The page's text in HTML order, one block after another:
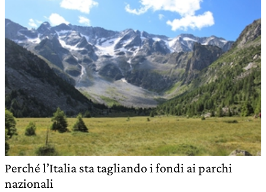
Perché l’Italia sta tagliando i fondi ai parchi
nazionali